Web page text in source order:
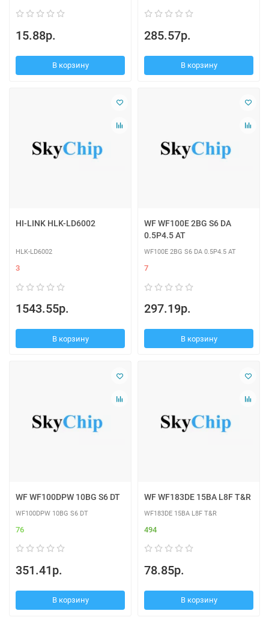
15.88р.
В корзину
285.57р.
В корзину
HI-LINK HLK-LD6002
HLK-LD6002
3
1543.55р.
В корзину
WF WF100E 2BG S6 DA
0.5P4.5 AT
WF100E 2BG S6 DA 0.5P4.5 AT
7
297.19р.
В корзину
WF WF100DPW 10BG S6 DT
WF100DPW 10BG S6 DT
76
351.41р.
В корзину
WF WF183DE 15BA L8F T&R
WF183DE 15BA L8F T&R
494
78.85р.
В корзину